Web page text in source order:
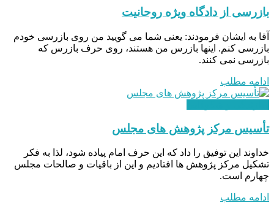
بازرسی از دادگاه ویژه روحانیت
آقا به ایشان فرمودند: یعنی شما می گویید من روی بازرسی خودم
بازرسی کنم. اینها بازرس من هستند، روی حرف بازرس که
بازرسی نمی کنند.
ادامه مطلب
تأسیس مرکز پژوهش های مجلس
خداوند این توفیق را داد که این حرف امام پیاده شود، لذا به فکر
تشکیل مرکز پژوهش ها افتادیم و این از باقیات و صالحات مجلس
چهارم است.
ادامه مطلب